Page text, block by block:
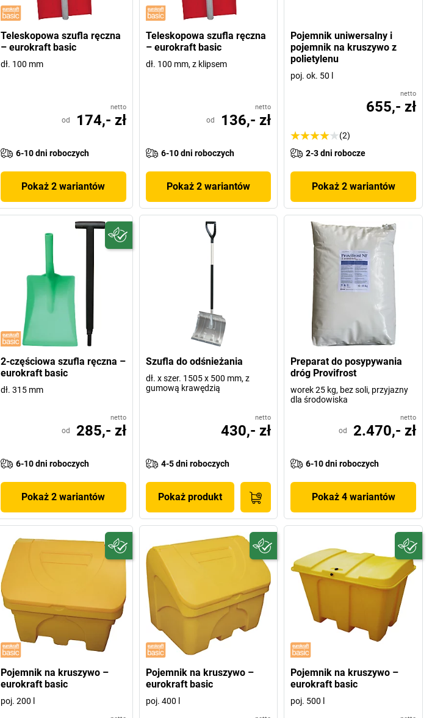
Teleskopowa szufla ręczna
– eurokraft basic
dł. 100 mm
netto
od 174,- zł
6-10 dni roboczych
Pokaż 2 wariantów
Teleskopowa szufla ręczna
– eurokraft basic
dł. 100 mm, z klipsem
netto
od 136,- zł
6-10 dni roboczych
Pokaż 2 wariantów
Pojemnik uniwersalny i
pojemnik na kruszywo z
polietylenu
poj. ok. 50 l
netto
655,- zł
(2)
2-3 dni robocze
Pokaż 2 wariantów
2-częściowa szufla ręczna –
eurokraft basic
dł. 315 mm
netto
od 285,- zł
6-10 dni roboczych
Pokaż 2 wariantów
Szufla do odśnieżania
dł. x szer. 1505 x 500 mm, z
gumową krawędzią
netto
430,- zł
4-5 dni roboczych
Pokaż produkt
Preparat do posypywania
dróg Provifrost
worek 25 kg, bez soli, przyjazny
dla środowiska
netto
od 2.470,- zł
6-10 dni roboczych
Pokaż 4 wariantów
Pojemnik na kruszywo –
eurokraft basic
poj. 200 l
Pojemnik na kruszywo –
eurokraft basic
poj. 400 l
Pojemnik na kruszywo –
eurokraft basic
poj. 500 l